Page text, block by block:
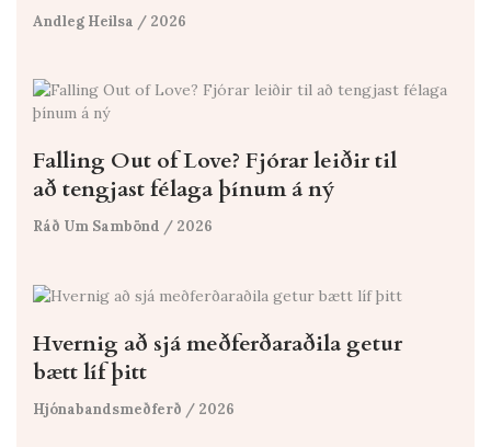
Andleg Heilsa / 2026
Falling Out of Love? Fjórar leiðir til
að tengjast félaga þínum á ný
Ráð Um Sambönd / 2026
Hvernig að sjá meðferðaraðila getur
bætt líf þitt
Hjónabandsmeðferð / 2026